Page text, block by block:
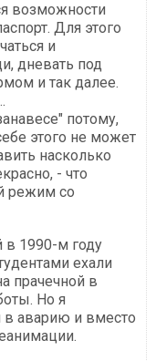
возможности
Для этого
и
дневать под
и так далее.
потому,
этого не может
насколько
- что
режим со
в 1990-м году
ехали
прачечной в
Но я
в аварию и вместо